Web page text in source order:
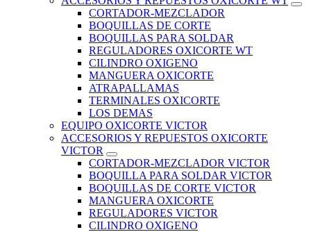
CORTADOR-MEZCLADOR
BOQUILLAS DE CORTE
BOQUILLAS PARA SOLDAR
REGULADORES OXICORTE WT
CILINDRO OXIGENO
MANGUERA OXICORTE
ATRAPALLAMAS
TERMINALES OXICORTE
LOS DEMAS
EQUIPO OXICORTE VICTOR
ACCESORIOS Y REPUESTOS OXICORTE
VICTOR
CORTADOR-MEZCLADOR VICTOR
BOQUILLA PARA SOLDAR VICTOR
BOQUILLAS DE CORTE VICTOR
MANGUERA OXICORTE
REGULADORES VICTOR
CILINDRO OXIGENO